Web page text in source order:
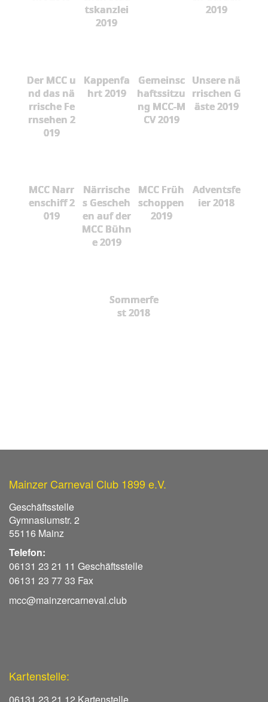
tskanzlei
2019
2019
Der MCC u
nd das nä
rrische Fe
rnsehen 2
019
Kappenfa
hrt 2019
Gemeinsc
haftssitzu
ng MCC-M
CV 2019
Unsere nä
rrischen G
äste 2019
MCC Narr
enschiff 2
019
Närrische
s Gescheh
en auf der
MCC Bühn
e 2019
MCC Früh
schoppen
2019
Adventsfe
ier 2018
Sommerfe
st 2018
Mainzer Carneval Club 1899 e.V.
Geschäftsstelle
Gymnasiumstr. 2
55116 Mainz
Telefon:
06131 23 21 11 Geschäftsstelle
06131 23 77 33 Fax
mcc@mainzercarneval.club
Kartenstelle: